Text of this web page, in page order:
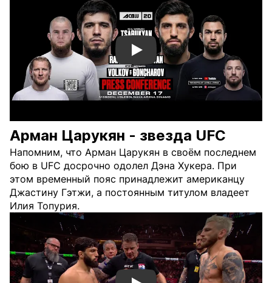
Смотреть видео YouTube
Арман Царукян - звезда UFC
Напомним, что Арман Царукян в своём последнем
бою в UFC досрочно одолел Дэна Хукера. При
этом временный пояс принадлежит американцу
Джастину Гэтжи, а постоянным титулом владеет
Илия Топурия.